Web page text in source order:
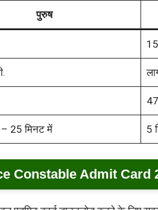
पुरुष
– 25 मिनट में 5
Constable Admit Card